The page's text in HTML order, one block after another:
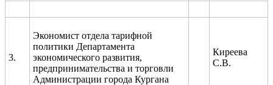
3.
Экономист отдела тарифной
политики Департамента
экономического развития,
предпринимательства и торговли
Администрации города Кургана
Киреева
С.В.